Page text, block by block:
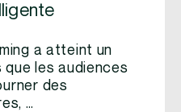
a atteint un
les audiences
des
…